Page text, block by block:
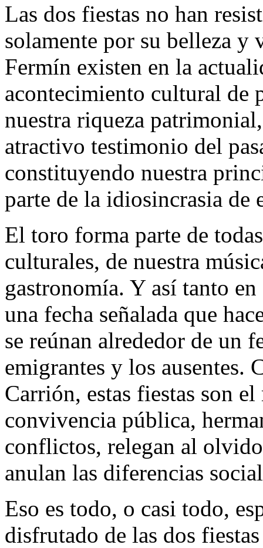
Las dos fiestas no han
solamente por su belleza
Fermín existen en la
acontecimiento cultural de
nuestra riqueza
atractivo testimonio del
constituyendo nuestra
parte de la idiosincrasia de
El toro forma parte de
culturales, de nuestra
gastronomía. Y así tanto
una fecha señalada que
se reúnan alrededor de un
emigrantes y los ausentes.
Carrión, estas fiestas son
convivencia pública,
conflictos, relegan al
anulan las diferencias
Eso es todo, o casi todo,
disfrutado de las dos